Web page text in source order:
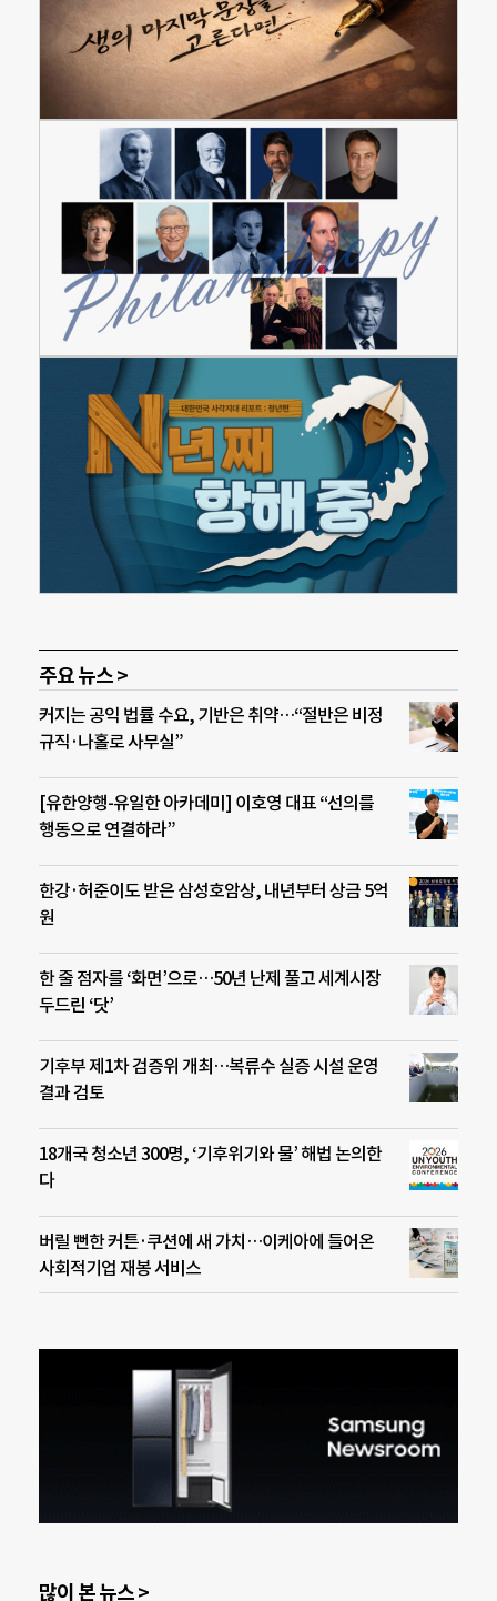
주요 뉴스 >
커지는 공익 법률 수요, 기반은 취약…“절반은 비정
규직·나홀로 사무실”
[유한양행-유일한 아카데미] 이호영 대표 “선의를
행동으로 연결하라”
한강·허준이도 받은 삼성호암상, 내년부터 상금 5억
원
한 줄 점자를 ‘화면’으로…50년 난제 풀고 세계시장
두드린 ‘닷’
기후부 제1차 검증위 개최…복류수 실증 시설 운영
결과 검토
18개국 청소년 300명, ‘기후위기와 물’ 해법 논의한
다
버릴 뻔한 커튼·쿠션에 새 가치…이케아에 들어온
사회적기업 재봉 서비스
많이 본 뉴스 >